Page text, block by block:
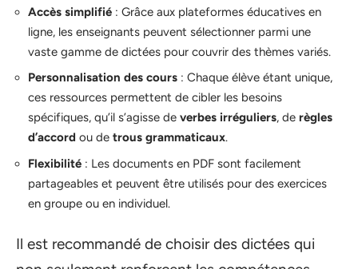
Accès simplifié : Grâce aux plateformes éducatives en
ligne, les enseignants peuvent sélectionner parmi une
vaste gamme de dictées pour couvrir des thèmes variés.
Personnalisation des cours : Chaque élève étant unique,
ces ressources permettent de cibler les besoins
spécifiques, qu’il s’agisse de verbes irréguliers, de règles
d’accord ou de trous grammaticaux.
Flexibilité : Les documents en PDF sont facilement
partageables et peuvent être utilisés pour des exercices
en groupe ou en individuel.
Il est recommandé de choisir des dictées qui